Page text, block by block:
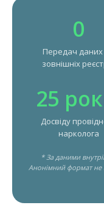
0
Передач даних
зовнішніх
25
Досвіду
нарколога
* За даними
Анонімний формат не